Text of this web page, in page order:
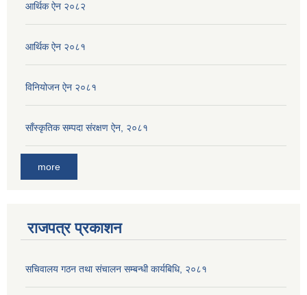
आर्थिक ऐन २०८२
आर्थिक ऐन २०८१
विनियोजन ऐन २०८१
साँस्कृतिक सम्पदा संरक्षण ऐन, २०८१
more
राजपत्र प्रकाशन
सचिवालय गठन तथा संचालन सम्बन्धी कार्यबिधि, २०८१